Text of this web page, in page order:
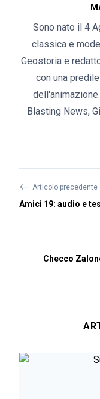
Sono nato il 4
classica e
Geostoria e
con una
Blasting News,
⟵ Articolo precedente
Amici 19: audio e
Checco